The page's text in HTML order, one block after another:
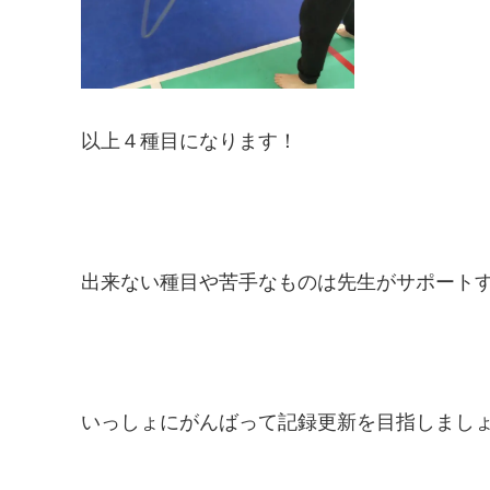
以上４種目になります！
出来ない種目や苦手なものは先生がサポート
いっしょにがんばって記録更新を目指しまし